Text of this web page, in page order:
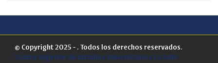
© Copyright 2025 - . Todos los derechos reservados.
Centro Superior de Estudios Universitarios La Salle